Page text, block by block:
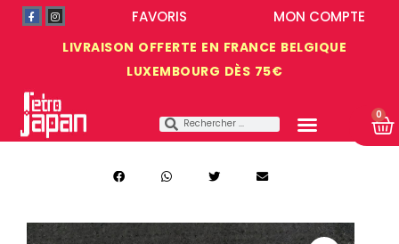
LIVRAISON OFFERTE EN FRANCE BELGIQUE
LUXEMBOURG DÈS 75€
MON COMPTE
FAVORIS
0